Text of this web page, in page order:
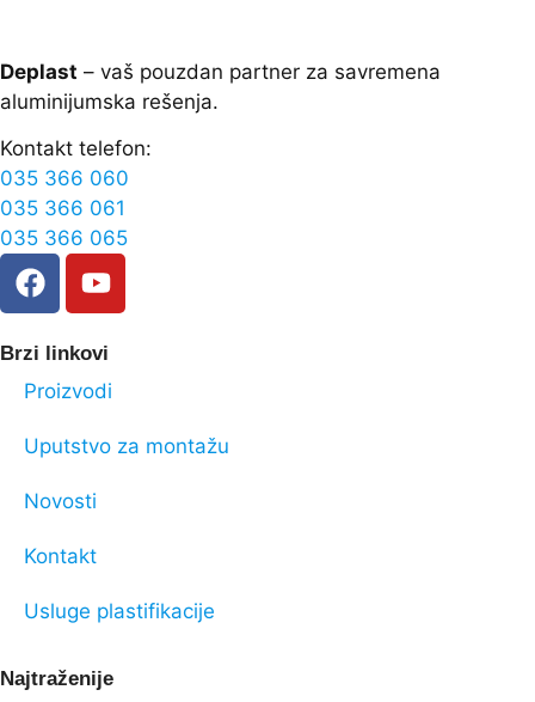
Deplast – vaš pouzdan partner za savremena
aluminijumska rešenja.
Kontakt telefon:
035 366 060
035 366 061
035 366 065
Brzi linkovi
Proizvodi
Uputstvo za montažu
Novosti
Kontakt
Usluge plastifikacije
Najtraženije